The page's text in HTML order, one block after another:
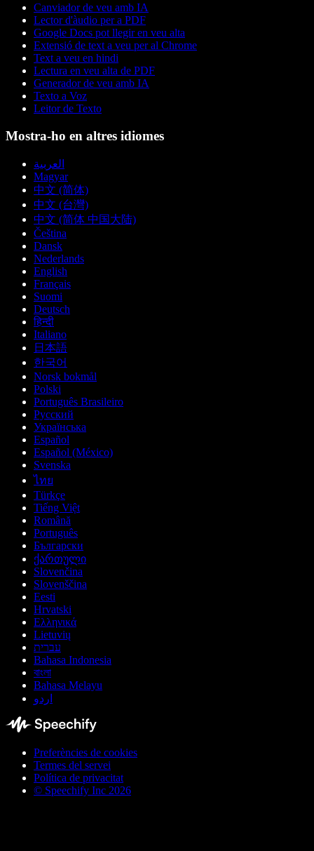
Canviador de veu amb IA
Lector d'àudio per a PDF
Google Docs pot llegir en veu alta
Extensió de text a veu per al Chrome
Text a veu en hindi
Lectura en veu alta de PDF
Generador de veu amb IA
Texto a Voz
Leitor de Texto
Mostra-ho en altres idiomes
العربية
Magyar
中文 (简体)
中文 (台灣)
中文 (简体 中国大陆)
Čeština
Dansk
Nederlands
English
Français
Suomi
Deutsch
हिन्दी
Italiano
日本語
한국어
Norsk bokmål
Polski
Português Brasileiro
Русский
Українська
Español
Español (México)
Svenska
ไทย
Türkçe
Tiếng Việt
Română
Português
Български
ქართული
Slovenčina
Slovenščina
Eesti
Hrvatski
Ελληνικά
Lietuvių
עברית
Bahasa Indonesia
বাংলা
Bahasa Melayu
اردو
Preferències de cookies
Termes del servei
Política de privacitat
© Speechify Inc 2026